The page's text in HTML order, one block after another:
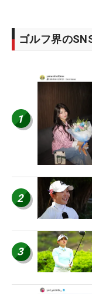
ゴルフ界の
1
2
3